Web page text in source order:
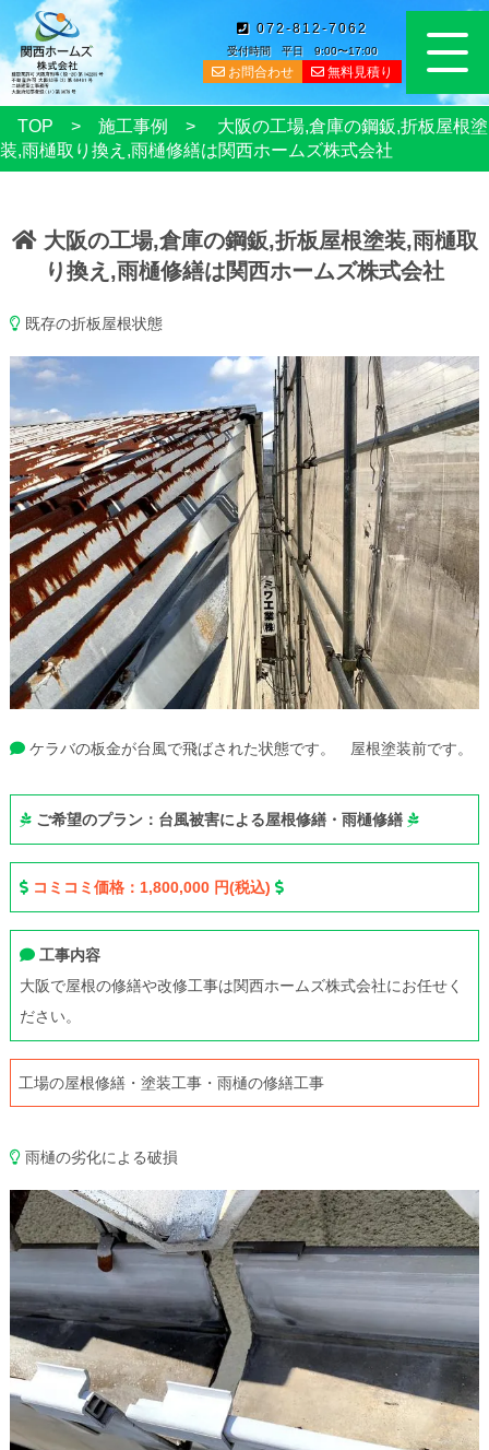
072-812-7062
受付時間 平日 9:00〜17:00
お問合わせ 無料見積り
TOP 施工事例
大阪の工場,倉庫の鋼鈑,折板屋根塗
装,雨樋取り換え,雨樋修繕は関西ホームズ株式会社
大阪の工場,倉庫の鋼鈑,折板屋根塗装,雨樋取
り換え,雨樋修繕は関西ホームズ株式会社
既存の折板屋根状態
ケラバの板金が台風で飛ばされた状態です。 屋根塗装前です。
ご希望のプラン：台風被害による屋根修繕・雨樋修繕
コミコミ価格：1,800,000 円(税込)
工事内容
大阪で屋根の修繕や改修工事は関西ホームズ株式会社にお任せく
ださい。
工場の屋根修繕・塗装工事・雨樋の修繕工事
雨樋の劣化による破損